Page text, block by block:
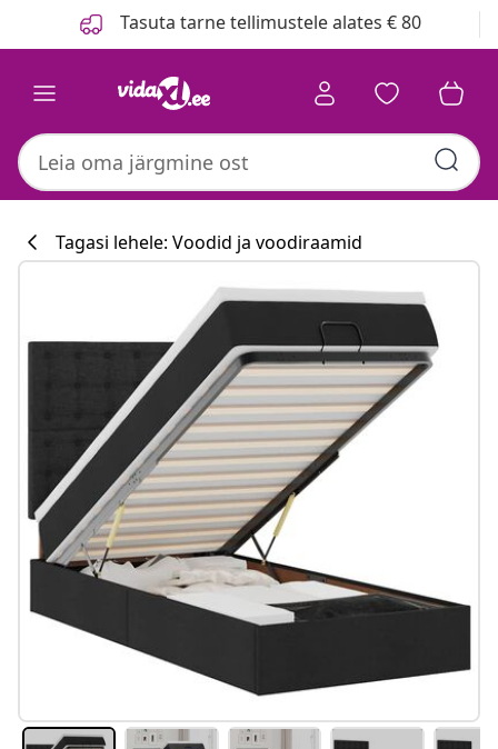
Tasuta tarne tellimustele alates € 80
#sharemevidaxl
Tagasi lehele: Voodid ja voodiraamid